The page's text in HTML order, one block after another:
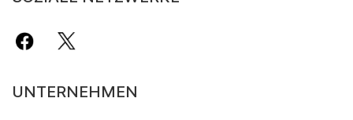
UNTERNEHMEN